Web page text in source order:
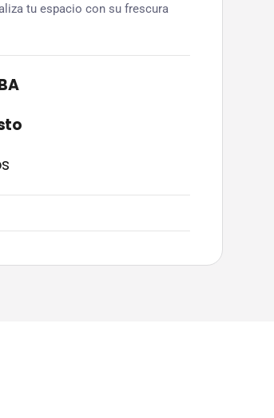
tu espacio con su frescura